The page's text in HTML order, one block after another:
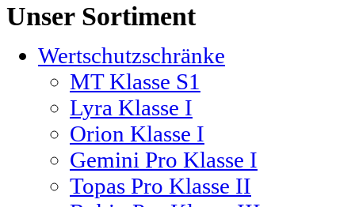
UnserSortiment
Wertschutzschränke
MT Klasse S1
Lyra Klasse I
Orion Klasse I
Gemini Pro Klasse I
Topas Pro Klasse II